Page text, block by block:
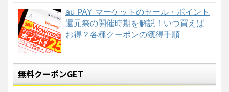
au PAY マーケットのセール・ポイント
還元祭の開催時期を解説！いつ買えば
お得？各種クーポンの獲得手順
無料クーポンGET